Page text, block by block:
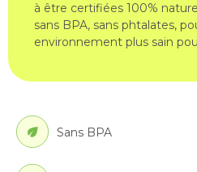
à être certifiées 100%
sans BPA, sans phtalates,
environnement plus sain
Sans BPA